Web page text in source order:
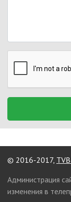
© 2016-2017,
Администрация
изменения в